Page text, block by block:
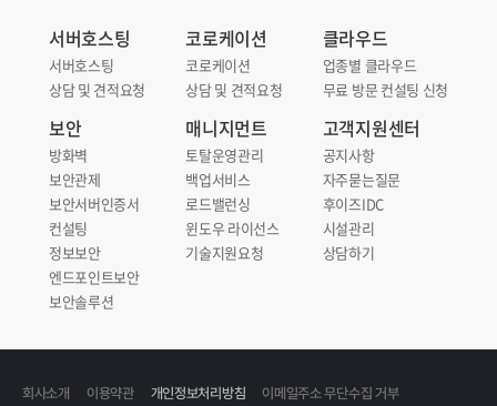
서버호스팅
서버호스팅
상담 및 견적요청
코로케이션
코로케이션
상담 및 견적요청
클라우드
업종별 클라우드
무료 방문 컨설팅 신청
보안
방화벽
보안관제
보안서버인증서
컨설팅
정보보안
엔드포인트보안
보안솔루션
매니지먼트
토탈운영관리
백업서비스
로드밸런싱
윈도우 라이선스
기술지원요청
고객지원센터
공지사항
자주묻는질문
후이즈IDC
시설관리
상담하기
회사소개 이용약관 개인정보처리방침 이메일주소 무단수집 거부